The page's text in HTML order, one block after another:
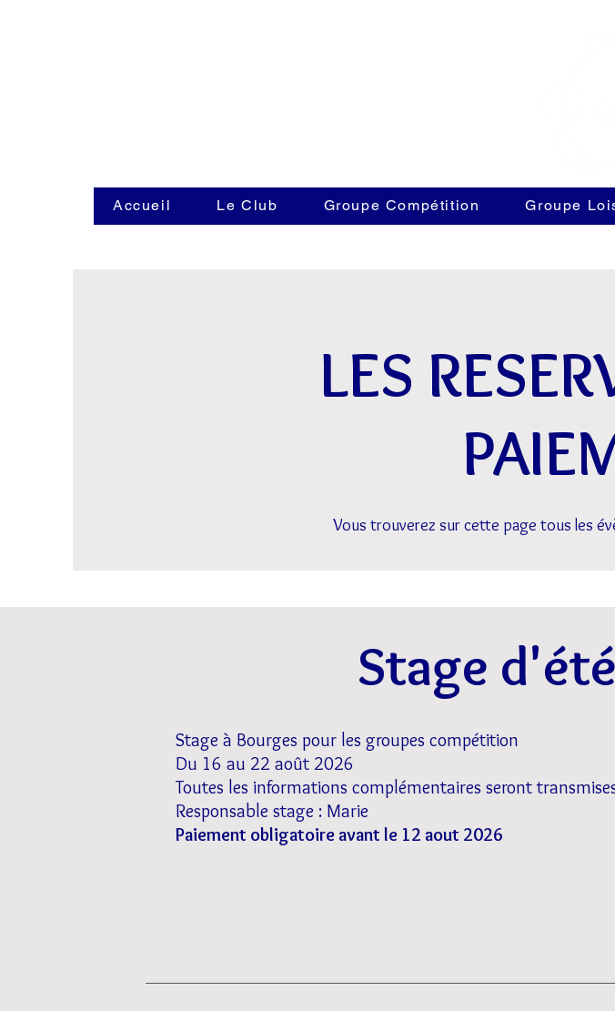
Accueil Le Club Groupe Compétition Groupe
LES
Vous trouverez sur cette page tous les
Stage
Stage à Bourges pour les groupes compétition
Du 16 au 22 août 2026
​Toutes les informations complémentaires seront
Responsable stage : Marie
Paiement obligatoire avant le 12 aout 2026